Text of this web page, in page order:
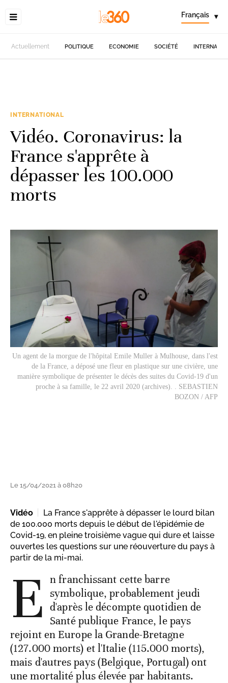
Français ▾
Actuellement POLITIQUE ECONOMIE SOCIÉTÉ
INTERNATIONAL
Vidéo. Coronavirus: la
France s'apprête à
dépasser les 100.000
morts
Un agent de la morgue de l'hôpital Emile Muller à Mulhouse, dans l'est
de la France, a déposé une fleur en plastique sur une civière, une
manière symbolique de présenter le décès des suites du Covid-19 d'un
proche à sa famille, le 22 avril 2020 (archives). . SEBASTIEN
BOZON / AFP
Le 15/04/2021 à 08h20
Vidéo
La France s'apprête à dépasser le lourd bilan
de 100.000 morts depuis le début de l'épidémie de
Covid-19, en pleine troisième vague qui dure et laisse
ouvertes les questions sur une réouverture du pays à
partir de la mi-mai.
E n franchissant cette barre
symbolique, probablement jeudi
d'après le décompte quotidien de
Santé publique France, le pays
rejoint en Europe la Grande-Bretagne
(127.000 morts) et l'Italie (115.000 morts),
mais d'autres pays (Belgique, Portugal) ont
une mortalité plus élevée par habitants.